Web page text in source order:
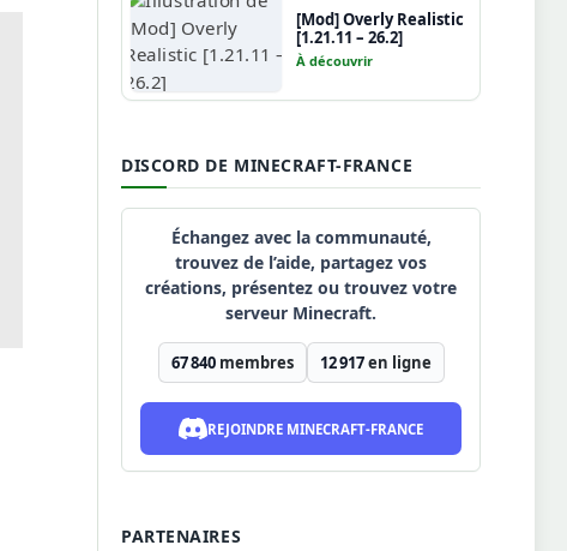
[Mod] Overly Realistic
[1.21.11 – 26.2]
À découvrir
DISCORD DE MINECRAFT-FRANCE
Échangez avec la communauté,
trouvez de l’aide, partagez vos
créations, présentez ou trouvez votre
serveur Minecraft.
67 840membres 12 917en ligne
REJOINDRE MINECRAFT-FRANCE
PARTENAIRES